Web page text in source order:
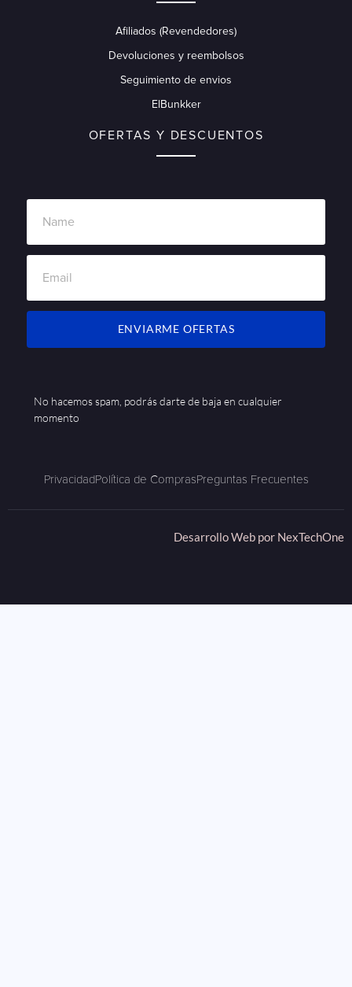
Afiliados (Revendedores)
Devoluciones y reembolsos
Seguimiento de envios
ElBunkker
OFERTAS Y DESCUENTOS
ENVIARME OFERTAS
No hacemos spam, podrás darte de baja en cualquier
momento
PrivacidadPolítica de ComprasPreguntas Frecuentes
Desarrollo Web por NexTechOne